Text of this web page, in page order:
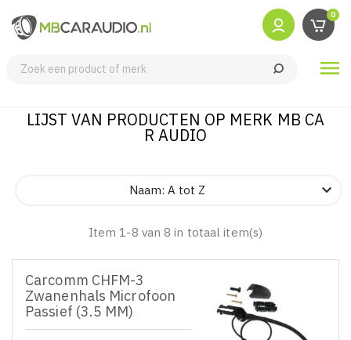
0

LIJST VAN PRODUCTEN OP MERK MB CA
R AUDIO
Naam: A tot Z 
Item 1-8 van 8 in totaal item(s)
Carcomm CHFM-3
Zwanenhals Microfoon
Passief (3.5 MM)